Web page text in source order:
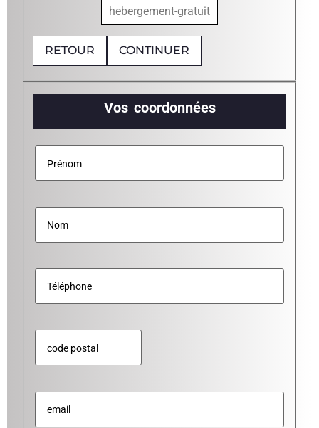
hebergement-gratuit
RETOUR CONTINUER
Vos coordonnées